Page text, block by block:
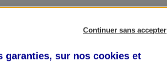
Continuer sans accepter
garanties, sur nos cookies et